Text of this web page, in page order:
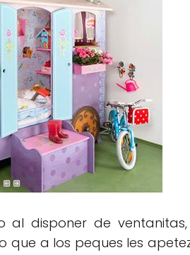
disponer de ventanitas,
que a los peques les